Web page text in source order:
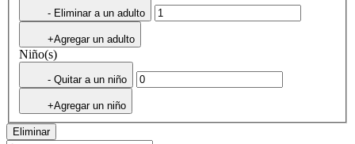
- Eliminar a un adulto
+Agregar un adulto
Niño(s)
- Quitar a un niño
+Agregar un niño
Eliminar